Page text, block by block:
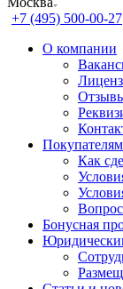
+7 (495) 500-00-27
О компании
Покупателям
Как
Бонусная